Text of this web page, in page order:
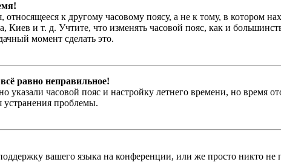
к другому часовому поясу, а не к тому, в котором
Киев и т. д. Учтите, что изменять часовой пояс, как и
момент сделать это.
равно неправильное!
указали часовой пояс и настройку летнего времени, но время
устранения проблемы.
вашего языка на конференции, или же просто никто